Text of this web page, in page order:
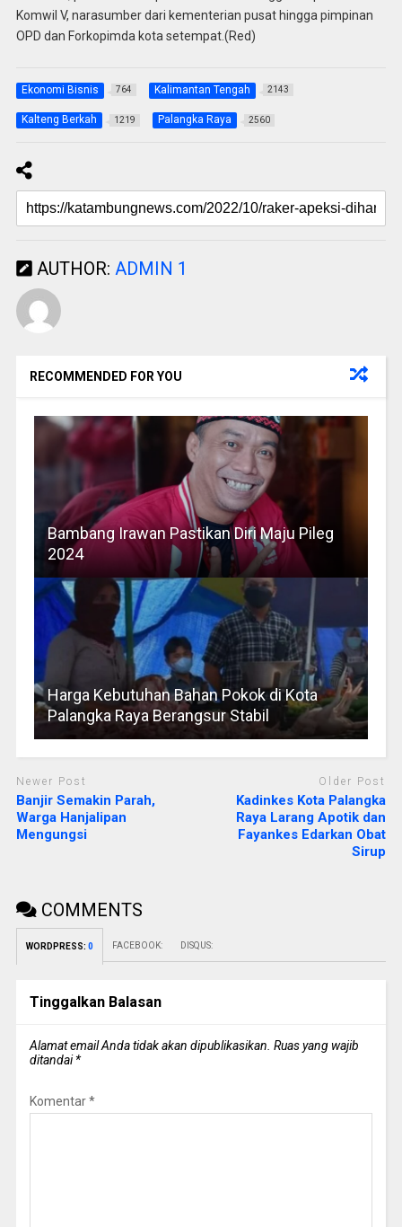
Komwil V, narasumber dari kementerian pusat hingga pimpinan
OPD dan Forkopimda kota setempat.(Red)
Ekonomi Bisnis 764 Kalimantan Tengah 2143
Kalteng Berkah 1219 Palangka Raya 2560
AUTHOR: ADMIN 1
RECOMMENDED FOR YOU
Bambang Irawan Pastikan Diri Maju Pileg
2024
Harga Kebutuhan Bahan Pokok di Kota
Palangka Raya Berangsur Stabil
Newer Post
Banjir Semakin Parah,
Warga Hanjalipan
Mengungsi
Older Post
Kadinkes Kota Palangka
Raya Larang Apotik dan
Fayankes Edarkan Obat
Sirup
COMMENTS
WORDPRESS: 0 FACEBOOK: DISQUS:
Tinggalkan Balasan
Alamat email Anda tidak akan dipublikasikan. Ruas yang wajib
ditandai*
Komentar*